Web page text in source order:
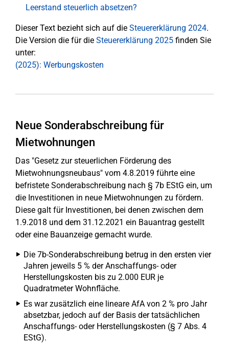
Leerstand steuerlich absetzen?
Dieser Text bezieht sich auf die Steuererklärung 2024.
Die Version die für die Steuererklärung 2025 finden Sie
unter:
(2025): Werbungskosten
Neue Sonderabschreibung für
Mietwohnungen
Das "Gesetz zur steuerlichen Förderung des
Mietwohnungsneubaus" vom 4.8.2019 führte eine
befristete Sonderabschreibung nach § 7b EStG ein, um
die Investitionen in neue Mietwohnungen zu fördern.
Diese galt für Investitionen, bei denen zwischen dem
1.9.2018 und dem 31.12.2021 ein Bauantrag gestellt
oder eine Bauanzeige gemacht wurde.
Die 7b-Sonderabschreibung betrug in den ersten vier
Jahren jeweils 5 % der Anschaffungs- oder
Herstellungskosten bis zu 2.000 EUR je
Quadratmeter Wohnfläche.
Es war zusätzlich eine lineare AfA von 2 % pro Jahr
absetzbar, jedoch auf der Basis der tatsächlichen
Anschaffungs- oder Herstellungskosten (§ 7 Abs. 4
EStG).